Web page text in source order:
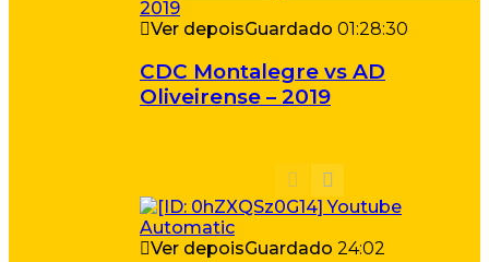
Ver depoisGuardado 01:28:30
CDC Montalegre vs AD
Oliveirense – 2019
Ver depoisGuardado 24:02